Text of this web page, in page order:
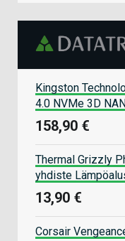
Kingston
4.0 NVMe 3D
158,90 €
Thermal Grizzly
yhdiste
13,90 €
Corsair